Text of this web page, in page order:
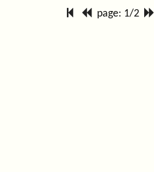
page: 1/2